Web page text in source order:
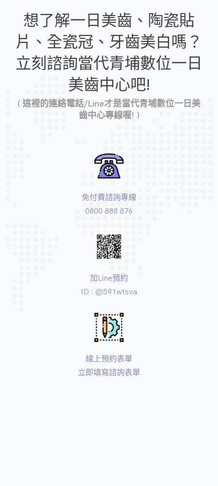
想了解一日美齒、陶瓷貼
片、全瓷冠、牙齒美白嗎？
立刻諮詢當代青埔數位一日
美齒中心吧!
( 這裡的連絡電話/Line才是當代青埔數位一日美
齒中心專線喔! )
免付費諮詢專線
0800 888 876
加Line預約
ID : @591wtsva
線上預約表單
立即填寫諮詢表單